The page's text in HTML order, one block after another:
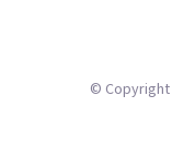
© Copyright